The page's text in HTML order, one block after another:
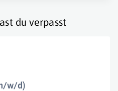
du verpasst
w/d)